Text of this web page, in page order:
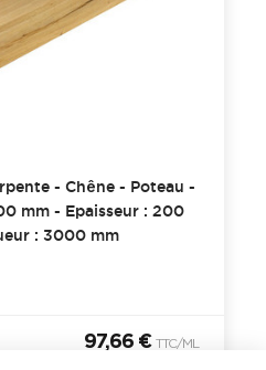
- Chêne - Poteau -
mm - Epaisseur : 200
: 3000 mm
97,66 € TTC/ML